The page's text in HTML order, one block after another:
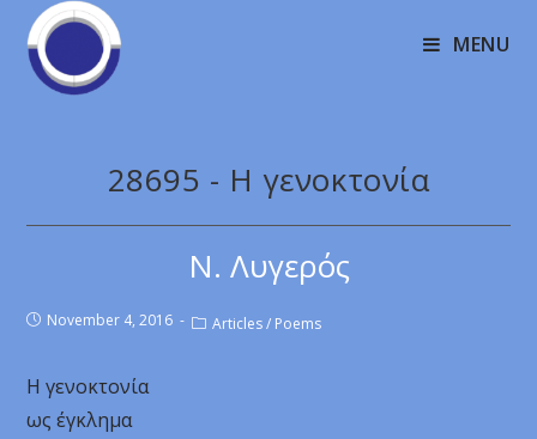
MENU
28695 - Η γενοκτονία
Ν. Λυγερός
November 4, 2016 Articles / Poems
Η γενοκτονία
ως έγκλημα